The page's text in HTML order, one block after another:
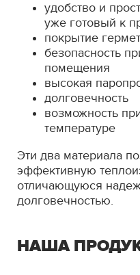
удобство и
уже готовый к
покрытие
безопасность
помещения
высокая
долговечность
возможность
температуре
Эти два материала
эффективную
отличающуюся
долговечностью.
НАША